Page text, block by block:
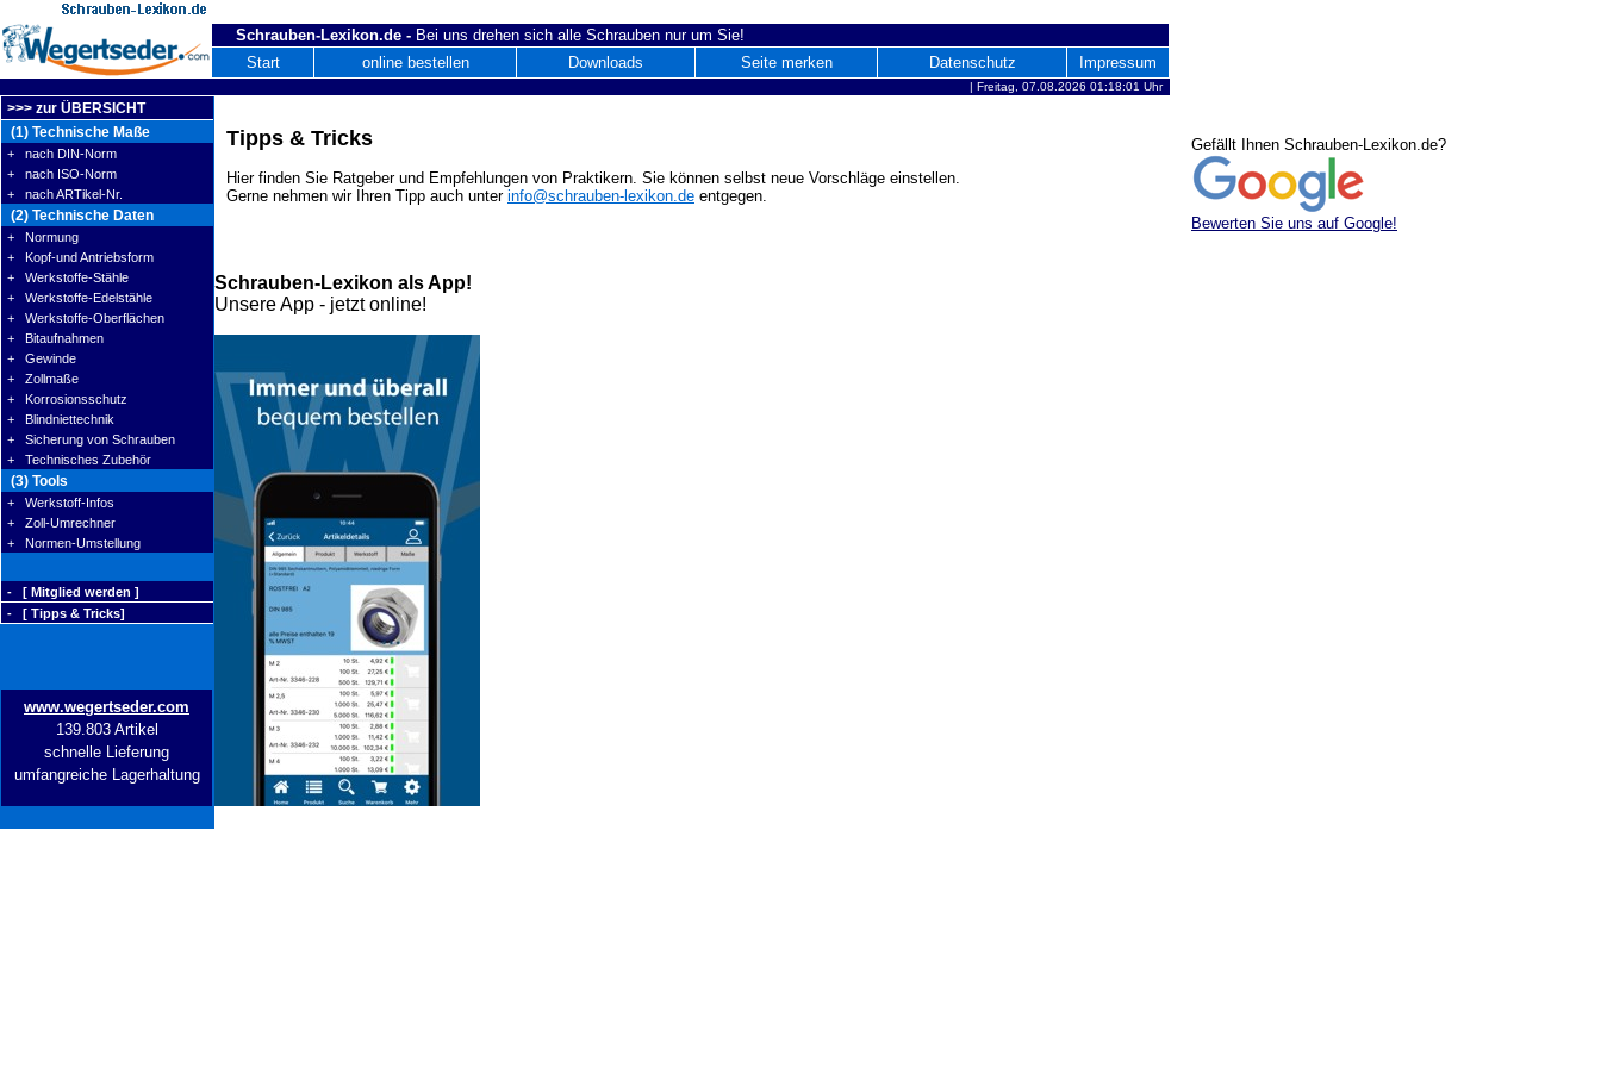
Schrauben-Lexikon.de - Bei uns drehen sich alle Schrauben nur um Sie!
Start
online bestellen Downloads Seite merken Datenschutz Impressum
| Freitag, 07.08.2026 01:18:01 Uhr
>>> zur ÜBERSICHT
(1) Technische Maße
+ nach DIN-Norm
+ nach ISO-Norm
+ nach ARTikel-Nr.
(2) Technische Daten
+ Normung
+ Kopf-und Antriebsform
+ Werkstoffe-Stähle
+ Werkstoffe-Edelstähle
+ Werkstoffe-Oberflächen
+ Bitaufnahmen
+ Gewinde
+ Zollmaße
+ Korrosionsschutz
+ Blindniettechnik
+ Sicherung von Schrauben
+ Technisches Zubehör
(3) Tools
+ Werkstoff-Infos
+ Zoll-Umrechner
+ Normen-Umstellung
- [ Mitglied werden ]
- [ Tipps & Tricks]
www.wegertseder.com
139.803 Artikel
schnelle Lieferung
umfangreiche Lagerhaltung
Tipps & Tricks
Hier finden Sie Ratgeber und Empfehlungen von Praktikern. Sie können selbst neue Vorschläge einstellen.
Gerne nehmen wir Ihren Tipp auch unter info@schrauben-lexikon.de entgegen.
Gefällt Ihnen Schrauben-Lexikon.de?
Bewerten Sie uns auf Google!
Schrauben-Lexikon als App!
Unsere App - jetzt online!